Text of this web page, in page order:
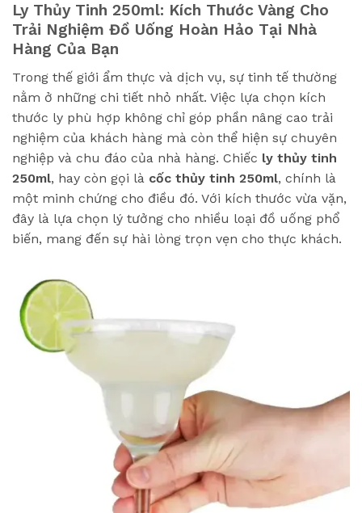
Ly Thủy Tinh 250ml: Kích Thước Vàng Cho
Trải Nghiệm Đồ Uống Hoàn Hảo Tại Nhà
Hàng Của Bạn
Trong thế giới ẩm thực và dịch vụ, sự tinh tế thường
nằm ở những chi tiết nhỏ nhất. Việc lựa chọn kích
thước ly phù hợp không chỉ góp phần nâng cao trải
nghiệm của khách hàng mà còn thể hiện sự chuyên
nghiệp và chu đáo của nhà hàng. Chiếc ly thủy tinh
250ml, hay còn gọi là cốc thủy tinh 250ml, chính là
một minh chứng cho điều đó. Với kích thước vừa vặn,
đây là lựa chọn lý tưởng cho nhiều loại đồ uống phổ
biến, mang đến sự hài lòng trọn vẹn cho thực khách.